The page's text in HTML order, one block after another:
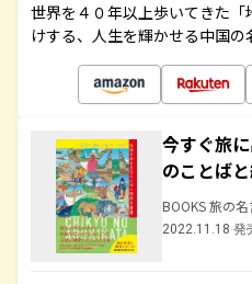
世界を４０年以上歩いてきた
けする、人生を輝かせる中国
今すぐ旅
のことば
BOOKS 旅の
2022.11.18 発